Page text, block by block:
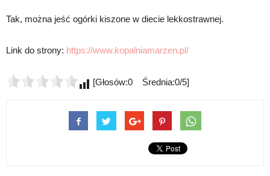
Tak, można jeść ogórki kiszone w diecie lekkostrawnej.
Link do strony: https://www.kopalniamarzen.pl/
[Głosów:0 Średnia:0/5]